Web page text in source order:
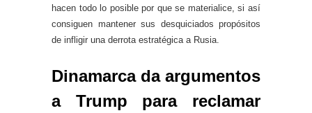
hacen todo lo posible por que se materialice, si así
consiguen mantener sus desquiciados propósitos
de infligir una derrota estratégica a Rusia.
Dinamarca da argumentos
a Trump para reclamar